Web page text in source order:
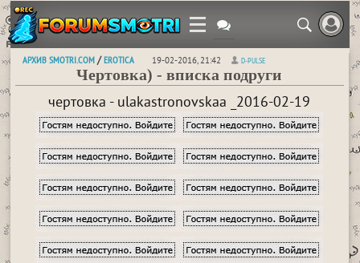
АРХИВ SMOTRI.COM /EROTICA 19-02-2016, 21:42 D-PULSE
Чертовка) - вписка подруги
чертовка - ulakastronovskaa _2016-02-19